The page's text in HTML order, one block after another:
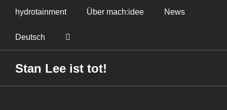
hydrotainment Über mach:idee News
Deutsch
Stan Lee ist tot!